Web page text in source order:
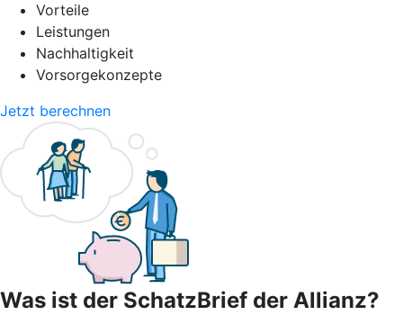
Vorteile
Leistungen
Nachhaltigkeit
Vorsorgekonzepte
Jetzt berechnen
Was ist der SchatzBrief der Allianz?